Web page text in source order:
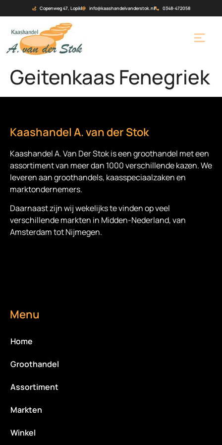
Copenweg 47, Lopik info@kaashandelvanderstok.nl 0348-472058
Geitenkaas Fenegriek
Kaashandel A. van der Stok
Kaashandel A. Van Der Stok is eengroothandel met een
assortiment van meer dan 1000 verschillende kazen. We
leveren aan groothandels, kaasspeciaalzaken en
marktondernemers.
Daarnaast zijn wij wekelijks te vinden op veel
verschillende markten in Midden-Nederland, van
Amsterdam tot Nijmegen.
Menu
Home
Groothandel
Assortiment
Markten
Winkel